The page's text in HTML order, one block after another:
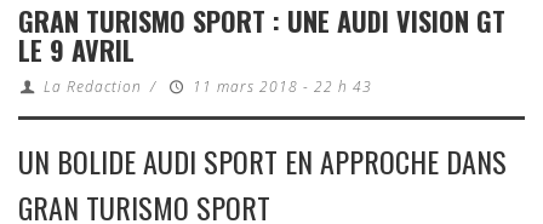
GRAN TURISMO SPORT : UNE AUDI VISION GT
LE 9 AVRIL
La Redaction / 11 mars 2018 - 22 h 43
UN BOLIDE AUDI SPORT EN APPROCHE DANS
GRAN TURISMO SPORT